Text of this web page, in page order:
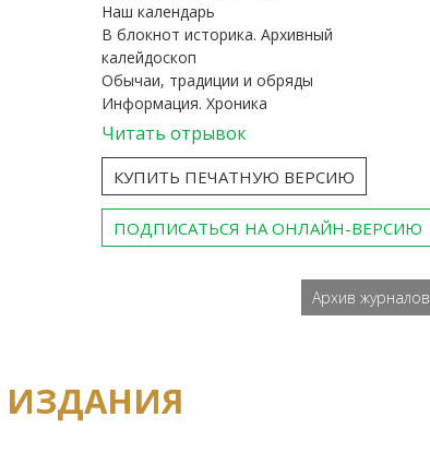
Наш календарь
В блокнот историка. Архивный
калейдоскоп
Обычаи, традиции и обряды
Информация. Хроника
Читать отрывок
КУПИТЬ ПЕЧАТНУЮ ВЕРСИЮ
ПОДПИСАТЬСЯ НА ОНЛАЙН-ВЕРСИЮ
Архив журналов